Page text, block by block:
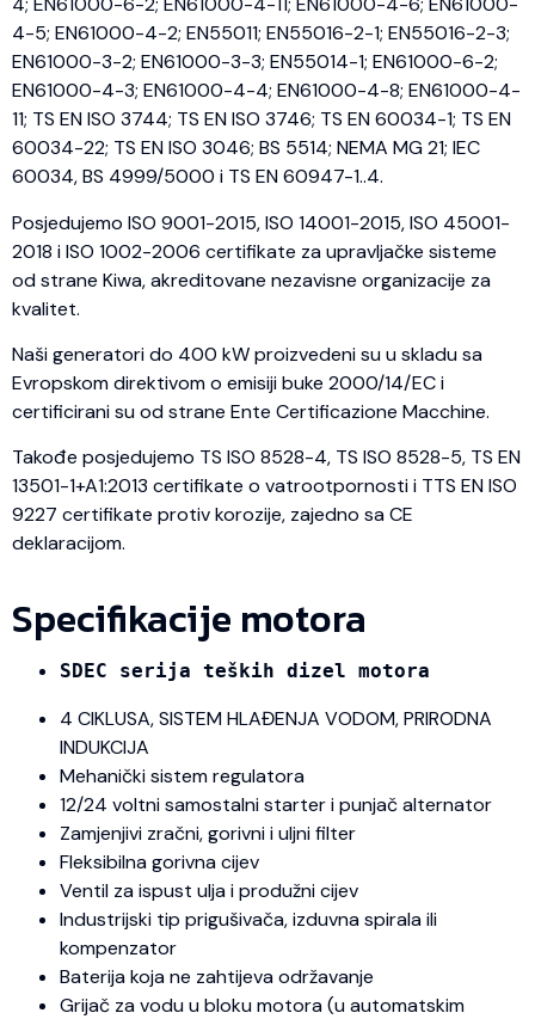
4-5; EN61000-4-2; EN55011; EN55016-2-1; EN55016-2-3;
EN61000-3-2; EN61000-3-3; EN55014-1; EN61000-6-2;
EN61000-4-3; EN61000-4-4; EN61000-4-8; EN61000-4-
11; TS EN ISO 3744; TS EN ISO 3746; TS EN 60034-1; TS EN
60034-22; TS EN ISO 3046; BS 5514; NEMA MG 21; IEC
60034, BS 4999/5000 i TS EN 60947-1..4.
Posjedujemo ISO 9001-2015, ISO 14001-2015, ISO 45001-
2018 i ISO 1002-2006 certifikate za upravljačke sisteme
od strane Kiwa, akreditovane nezavisne organizacije za
kvalitet.
Naši generatori do 400 kW proizvedeni su u skladu sa
Evropskom direktivom o emisiji buke 2000/14/EC i
certificirani su od strane Ente Certificazione Macchine.
Takođe posjedujemo TS ISO 8528-4, TS ISO 8528-5, TS EN
13501-1+A1:2013 certifikate o vatrootpornosti i TTS EN ISO
9227 certifikate protiv korozije, zajedno sa CE
deklaracijom.
Specifikacije motora
SDEC serija teških dizel motora
4 CIKLUSA, SISTEM HLAĐENJA VODOM, PRIRODNA
INDUKCIJA
Mehanički sistem regulatora
12/24 voltni samostalni starter i punjač alternator
Zamjenjivi zračni, gorivni i uljni filter
Fleksibilna gorivna cijev
Ventil za ispust ulja i produžni cijev
Industrijski tip prigušivača, izduvna spirala ili
kompenzator
Baterija koja ne zahtijeva održavanje
Grijač za vodu u bloku motora (u automatskim